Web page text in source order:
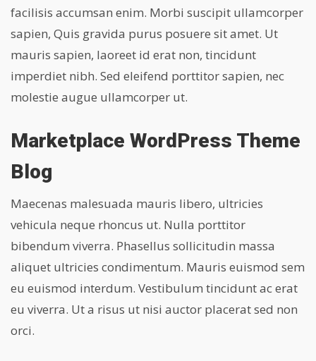
facilisis accumsan enim. Morbi suscipit ullamcorper
sapien, Quis gravida purus posuere sit amet. Ut
mauris sapien, laoreet id erat non, tincidunt
imperdiet nibh. Sed eleifend porttitor sapien, nec
molestie augue ullamcorper ut.
Marketplace WordPress Theme
Blog
Maecenas malesuada mauris libero, ultricies
vehicula neque rhoncus ut. Nulla porttitor
bibendum viverra. Phasellus sollicitudin massa
aliquet ultricies condimentum. Mauris euismod sem
eu euismod interdum. Vestibulum tincidunt ac erat
eu viverra. Ut a risus ut nisi auctor placerat sed non
orci.